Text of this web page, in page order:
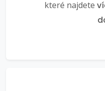
které najdete